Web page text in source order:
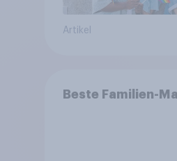
Artikel
Beste Familien-